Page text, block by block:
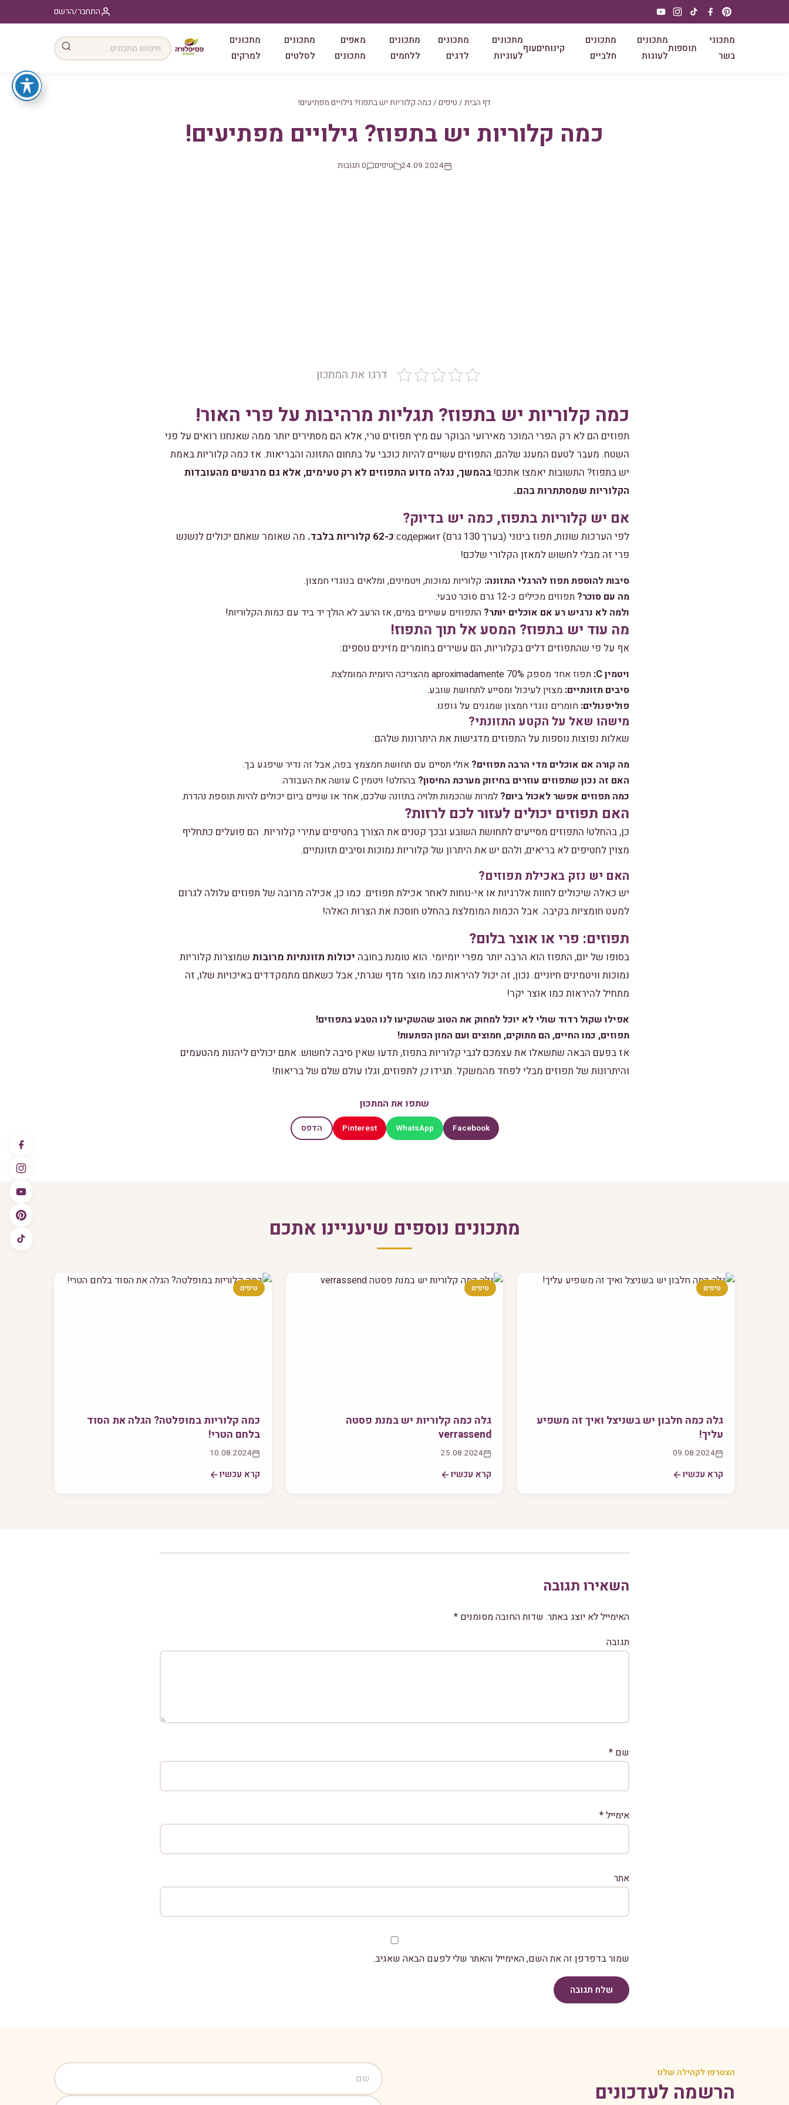
התחבר/הרשם
מתכוני
בשר
תוספות
מתכונים
לעוגות
מתכונים
חלביים
קינוחיםעוף
מתכונים
לעוגיות
מתכונים
לדגים
מתכונים
ללחמים
מאפים
מתכונים
מתכונים
לסלטים
מתכונים
למרקים
דף הבית / טיפים / כמה קלוריות יש בתפוז? גילויים מפתיעים!
כמה קלוריות יש בתפוז? גילויים מפתיעים!
24.09.2024 טיפים 0 תגובות
דרגו את המתכון
כמה קלוריות יש בתפוז? תגליות מרהיבות על פרי האור!
תפוזים הם לא רק הפרי המוכר מאירועי הבוקר עם מיץ תפוזים טרי, אלא הם מסתירים יותר ממה שאנחנו רואים על פני
השטח. מעבר לטעם המענג שלהם, התפוזים עשויים להיות כוכבי על בתחום התזונה והבריאות. אז כמה קלוריות באמת
יש בתפוז? התשובות יאמצו אתכם! בהמשך, נגלה מדוע התפוזים לא רק טעימים, אלא גם מרגשים מהעובדות
הקלוריות שמסתתרות בהם.
אם יש קלוריות בתפוז, כמה יש בדיוק?
לפי הערכות שונות, תפוז בינוני (בערך 130 גרם) содержит: כ-62 קלוריות בלבד.
מה שאומר שאתם יכולים לנשנש
פרי זה מבלי לחשוש למאזן הקלורי שלכם!
סיבות להוספת תפוז להרגלי התזונה: קלוריות נמוכות, ויטמינים, ומלאים בנוגדי חמצון.
מה עם סוכר? תפוזים מכילים כ-12 גרם סוכר טבעי.
ולמה לא נרגיש רע אם אוכלים יותר? התפוזים עשירים במים, אז הרעב לא הולך יד ביד עם כמות הקלוריות!
מה עוד יש בתפוז? המסע אל תוך התפוז!
אף על פי שהתפוזים דלים בקלוריות, הם עשירים בחומרים מזינים נוספים:
ויטמין C:
תפוז אחד מספק aproximadamente 70% מהצריכה היומית המומלצת.
סיבים תזונתיים: מצוין לעיכול ומסייע לתחושת שובע.
פוליפנולים: חומרים נוגדי חמצון שמגנים על גופנו.
מישהו שאל על הקטע התזונתי?
שאלות נפוצות נוספות על התפוזים מדגישות את היתרונות שלהם:
מה קורה אם אוכלים מדי הרבה תפוזים? אולי תסיים עם תחושת חמצמץ בפה, אבל זה נדיר שיפגע בך.
האם זה נכון שתפוזים עוזרים בחיזוק מערכת החיסון? בהחלט! ויטמין C עושה את העבודה.
כמה תפוזים אפשר לאכול ביום? למרות שהכמות תלויה בתזונה שלכם, אחד או שניים ביום יכולים להיות תוספת נהדרת.
האם תפוזים יכולים לעזור לכם לרזות?
כן, בהחלט! התפוזים מסייעים לתחושת השובע ובכך קטנים את הצורך בחטיפים עתירי קלוריות. הם פועלים כתחליף
מצוין לחטיפים לא בריאים, ולהם יש את היתרון של קלוריות נמוכות וסיבים תזונתיים.
האם יש נזק באכילת תפוזים?
יש כאלה שיכולים לחוות אלרגיות או אי-נוחות לאחר אכילת תפוזים. כמו כן, אכילה מרובה של תפוזים עלולה לגרום
למעט חומציות בקיבה. אבל הכמות המומלצת בהחלט חוסכת את הצרות האלה!
תפוזים: פרי או אוצר בלום?
בסופו של יום, התפוז הוא הרבה יותר מפרי יומיומי. הוא טומנת בחובה יכולות תזונתיות מרובות שמוצרות קלוריות
נמוכות וויטמינים חיוניים. נכון, זה יכול להיראות כמו מוצר מדף שגרתי, אבל כשאתם מתמקדדים באיכויות שלו, זה
מתחיל להיראות כמו אוצר יקר!
אפילו שקול רדוד שולי לא יוכל למחוק את הטוב שהשקיעו לנו הטבע בתפוזים!
תפוזים, כמו החיים, הם מתוקים, חמוצים ועם המון הפתעות!
אז בפעם הבאה שתשאלו את עצמכם לגבי קלוריות בתפוז, תדעו שאין סיבה לחשוש. אתם יכולים ליהנות מהטעמים
והיתרונות של תפוזים מבלי לפחד מהמשקל. תגידוכן לתפוזים, וגלו עולם שלם של בריאות!
שתפו את המתכון
Facebook
WhatsApp
Pinterest הדפס
מתכונים נוספים שיעניינו אתכם
טיפים
גלה כמה חלבון יש בשניצל ואיך זה משפיע
עליך!
09.08.2024
קרא עכשיו
טיפים
גלה כמה קלוריות יש במנת פסטה
verrassend
25.08.2024
קרא עכשיו
טיפים
כמה קלוריות במופלטה? הגלה את הסוד
בלחם הטרי!
10.08.2024
קרא עכשיו
השאירו תגובה
האימייל לא יוצג באתר. שדות החובה מסומנים *
תגובה
שם *
אימייל*
אתר
שמור בדפדפן זה את השם, האימייל והאתר שלי לפעם הבאה שאגיב.
שלח תגובה
הצטרפו לקהילה שלנו
הרשמה לעדכונים